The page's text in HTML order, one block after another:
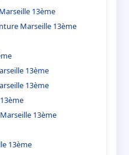
13ème
Marseille 13ème
13ème
13ème
13ème
13ème